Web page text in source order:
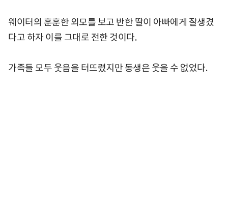
웨이터의 훈훈한 외모를 보고 반한 딸이 아빠에게 잘생겼
다고 하자 이를 그대로 전한 것이다.
가족들 모두 웃음을 터뜨렸지만 동생은 웃을 수 없었다.